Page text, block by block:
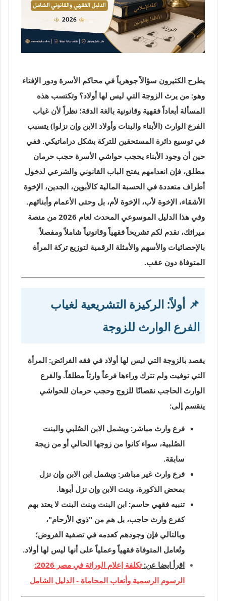
يطرح الكثيرون سؤالاً جوهرياً في محاكم الأسرة ودور الإفتاء
وهو: من يرث الزوجة التي ليس لها أولاد؟ وتكتسب هذه
المسألة أبعاداً فقهية وقانونية بالغة الدقة؛ نظراً لأن غياب
الفرع الوارث (الأبناء والبنات وأولاد الابن وإن نزلوا) يتسبب
في توسيع دائرة المستحقين للتركة بشكل دراماتيكي. ففي
حين أن وجود الأبناء يحجب حواشي الأسرة حجب حرمان
مطلق، فإن انعدامهم يفتح الباب القانوني والشرعي لدخول
أطراف متعددة في الحسبة المالية كالأبوين، الجدين، الإخوة
الأشقاء، الإخوة لأب، الإخوة لأم، بل وحتى الأعمام وأبنائهم.
وفي هذا الدليل الموسوعي المحدث لعام 2026 من منصة
ميراثك، نقدم لكم تشريحاً فقهياً وقانونياً شاملاً ومفصلاً
بالإحصائيات والأسهم والأمثلة الرقمية لتوزيع تركة المرأة
المتوفاة دون عقب.
📌 أولاً: الركيزة التشريعية لغياب
الفرع الوارث للزوجة
يقصد بالزوجة التي ليس لها أولاد في فقه الفرائض: المرأة
التي توفيت ولم تترك وراءها فرعاً وارثاً مطلقاً. والفرع
الوارث الحاجب نقصانًا للزوج وحجب حرمان للحواشي
ينقسم إلى:
فرع وارث مباشر: ويشمل الابن الصُلبي والبنت
الصُلبية، سواء كانوا من زوجها الحالي أو من زيجة
سابقة.
فرع وارث غير مباشر: ويشمل ابن الابن وإن نزل
بمحض الذكورة، وبنت الابن وإن نزل أبوها.
تنبيه فقهي حاسم: ابن البنت وبنت البنت لا يعتد بهم
كفرع وارث حاجب، بل هم من "ذوي الأرحام"،
وبالتالي فإن وجودهم كعدمه في تصفية الفروض؛
وتُعامل المتوفاة فقهياً وعملياً على أنها ليس لها أولاد.
اقرأ ايضا عن:
تكلفة إعلام الوراثة في مصر 2026:
الرسوم الرسمية وأتعاب المحاماة - الدليل الشامل